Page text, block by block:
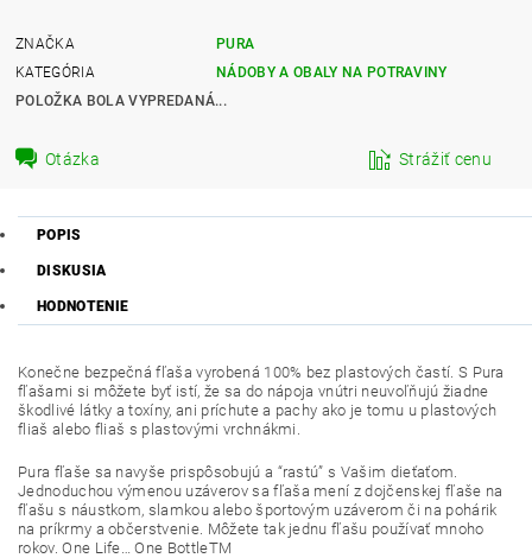
ZNAČKA
PURA
KATEGÓRIA
NÁDOBY A OBALY NA POTRAVINY
POLOŽKA BOLA VYPREDANÁ...
Otázka Strážiť cenu
POPIS
DISKUSIA
HODNOTENIE
Konečne bezpečná fľaša vyrobená 100% bez plastových častí. S Pura
fľašami si môžete byť istí, že sa do nápoja vnútri neuvoľňujú žiadne
škodlivé látky a toxíny, ani príchute a pachy ako je tomu u plastových
fliaš alebo fliaš s plastovými vrchnákmi.
Pura fľaše sa navyše prispôsobujú a “rastú” s Vašim dieťaťom.
Jednoduchou výmenou uzáverov sa fľaša mení z dojčenskej fľaše na
fľašu s náustkom, slamkou alebo športovým uzáverom či na pohárik
na príkrmy a občerstvenie. Môžete tak jednu fľašu používať mnoho
rokov. One Life… One BottleTM